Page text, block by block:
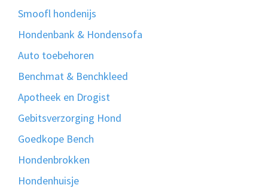
Smoofl hondenijs
Hondenbank & Hondensofa
Auto toebehoren
Benchmat & Benchkleed
Apotheek en Drogist
Gebitsverzorging Hond
Goedkope Bench
Hondenbrokken
Hondenhuisje